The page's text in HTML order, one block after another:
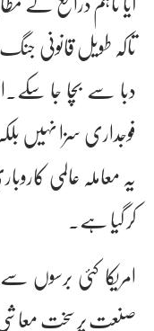
تاکہ طویل قانونی
دبا سے بچا جا
فوجداری سزا نہیں
یہ معاملہ عالمی
کر گیا ہے۔
امریکا کئی برسوں
صنعت پر سخت معاشی